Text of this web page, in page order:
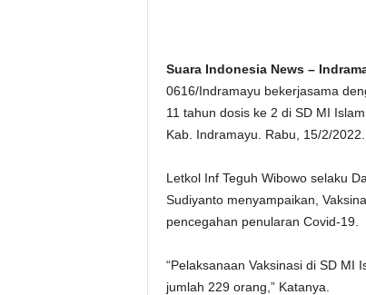
Suara Indonesia News –
0616/Indramayu bekerjasama
11 tahun dosis ke 2 di SD MI
Kab. Indramayu. Rabu, 15/2/2022.
Letkol Inf Teguh Wibowo selaku
Sudiyanto menyampaikan,
pencegahan penularan Covid-19.
“Pelaksanaan Vaksinasi di SD MI
jumlah 229 orang,” Katanya.